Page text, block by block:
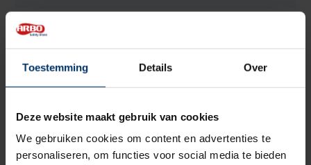
Toestemming Details Over
Deze website maakt gebruik van cookies
We gebruiken cookies om content en advertenties te
personaliseren, om functies voor social media te bieden
Overige specificaties
Beoordelingen
5van5 Gebaseerd op 2 beoordeling(en)